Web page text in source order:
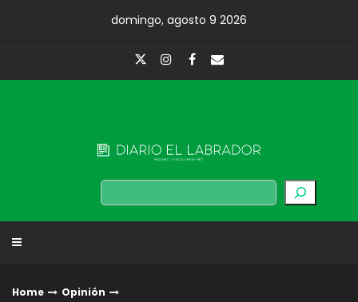
domingo, agosto 9 2026
Buscar
Home
Opinión